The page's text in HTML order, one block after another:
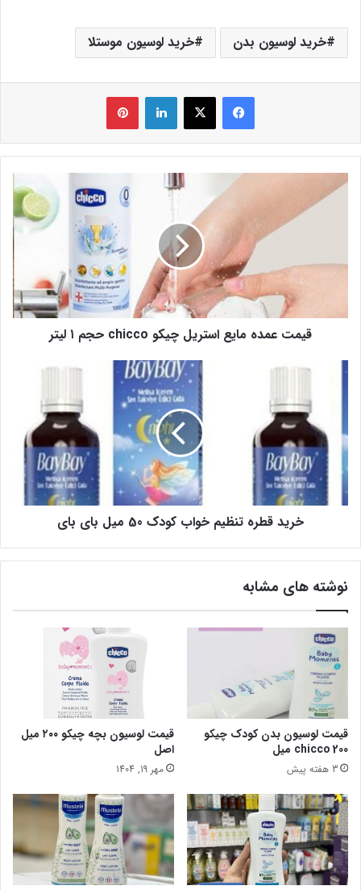
خرید لوسیون بدن خرید لوسیون موستلا
فیس بوک X لینکدین ‫پین‌ترست
قیمت عمده مایع استریل چیکو chicco حجم ۱ لیتر
خرید قطره تنظیم خواب کودک 50 میل بای بای
نوشته های مشابه
قیمت لوسیون بدن کودک چیکو
200 chicco میل
3 هفته پیش
قیمت لوسیون بچه چیکو ۲۰۰ میل
اصل
مهر 19, 1404